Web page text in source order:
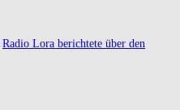
Radio Lora berichtete über den